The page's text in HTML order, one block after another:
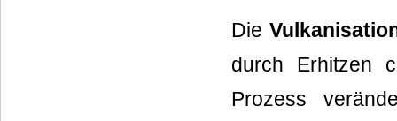
Die
durch Erhitzen
Prozess